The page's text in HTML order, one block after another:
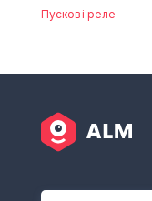
Пускові реле